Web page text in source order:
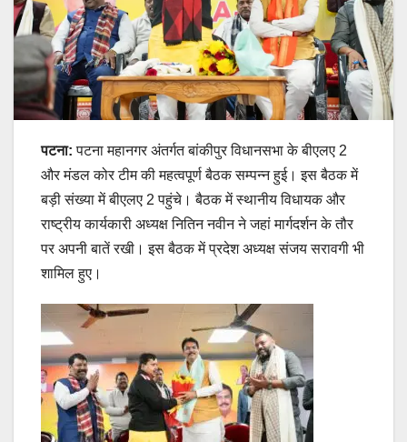
पटना: पटना महानगर अंतर्गत बांकीपुर विधानसभा के बीएलए 2
और मंडल कोर टीम की महत्वपूर्ण बैठक सम्पन्न हुई। इस बैठक में
बड़ी संख्या में बीएलए 2 पहुंचे। बैठक में स्थानीय विधायक और
राष्ट्रीय कार्यकारी अध्यक्ष नितिन नवीन ने जहां मार्गदर्शन के तौर
पर अपनी बातें रखी। इस बैठक में प्रदेश अध्यक्ष संजय सरावगी भी
शामिल हुए।